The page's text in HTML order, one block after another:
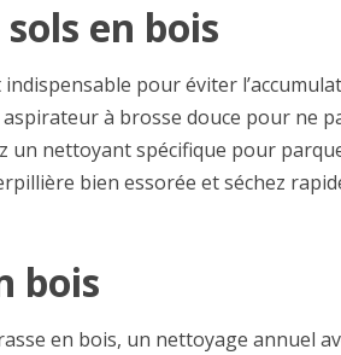
en bois
pour éviter
à brosse douce pour ne
un nettoyant spécifique pour
bien essorée et séchez
bois
en bois, un nettoyage annuel